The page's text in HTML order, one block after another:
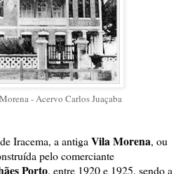
- Acervo Carlos Juaçaba
Iracema, a antiga Vila Morena, ou
pelo comerciante
Porto, entre 1920 e 1925, sendo a